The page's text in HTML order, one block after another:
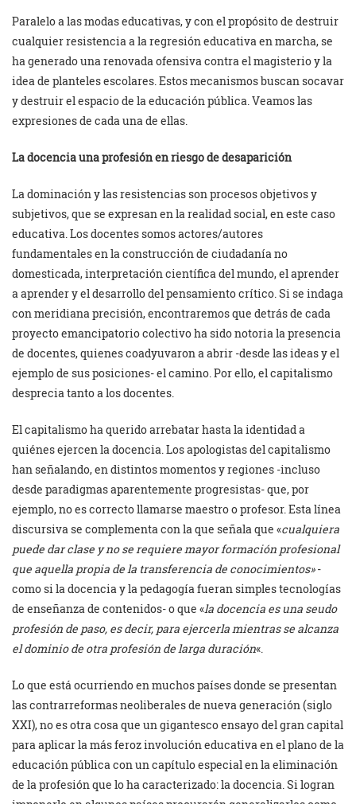
Paralelo a las modas educativas, y con el propósito de destruir
cualquier resistencia a la regresión educativa en marcha, se
ha generado una renovada ofensiva contra el magisterio y la
idea de planteles escolares. Estos mecanismos buscan socavar
y destruir el espacio de la educación pública. Veamos las
expresiones de cada una de ellas.
La docencia una profesión en riesgo de desaparición
La dominación y las resistencias son procesos objetivos y
subjetivos, que se expresan en la realidad social, en este caso
educativa. Los docentes somos actores/autores
fundamentales en la construcción de ciudadanía no
domesticada, interpretación científica del mundo, el aprender
a aprender y el desarrollo del pensamiento crítico. Si se indaga
con meridiana precisión, encontraremos que detrás de cada
proyecto emancipatorio colectivo ha sido notoria la presencia
de docentes, quienes coadyuvaron a abrir -desde las ideas y el
ejemplo de sus posiciones- el camino. Por ello, el capitalismo
desprecia tanto a los docentes.
El capitalismo ha querido arrebatar hasta la identidad a
quiénes ejercen la docencia. Los apologistas del capitalismo
han señalando, en distintos momentos y regiones -incluso
desde paradigmas aparentemente progresistas- que, por
ejemplo, no es correcto llamarse maestro o profesor. Esta línea
discursiva se complementa con la que señala que «cualquiera
puede dar clase y no se requiere mayor formación profesional
que aquella propia de la transferencia de conocimientos»-
como si la docencia y la pedagogía fueran simples tecnologías
de enseñanza de contenidos- o que «la docencia es una seudo
profesión de paso, es decir, para ejercerla mientras se alcanza
el dominio de otra profesión de larga duración«.
Lo que está ocurriendo en muchos países donde se presentan
las contrarreformas neoliberales de nueva generación (siglo
XXI), no es otra cosa que un gigantesco ensayo del gran capital
para aplicar la más feroz involución educativa en el plano de la
educación pública con un capítulo especial en la eliminación
de la profesión que lo ha caracterizado: la docencia. Si logran